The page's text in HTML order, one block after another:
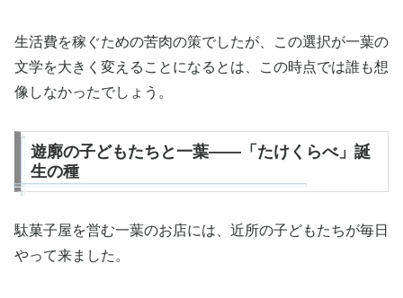
生活費を稼ぐための苦肉の策でしたが、この選択が一葉の
文学を大きく変えることになるとは、この時点では誰も想
像しなかったでしょう。
遊廓の子どもたちと一葉——「たけくらべ」誕
生の種
駄菓子屋を営む一葉のお店には、近所の子どもたちが毎日
やって来ました。